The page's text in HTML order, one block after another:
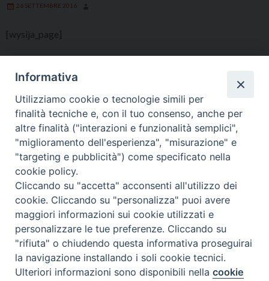
26 SETTEMBRE 2016
[wysija_page]
Copyright ©Diocesi Padova . All Rights Reserved.
Preferenze Cookie
Informativa
Utilizziamo cookie o tecnologie simili per
finalità tecniche e, con il tuo consenso, anche per
altre finalità ("interazioni e funzionalità semplici",
"miglioramento dell'esperienza", "misurazione" e
"targeting e pubblicità") come specificato nella
cookie policy.
Cliccando su "accetta" acconsenti all'utilizzo dei
cookie. Cliccando su "personalizza" puoi avere
maggiori informazioni sui cookie utilizzati e
personalizzare le tue preferenze. Cliccando su
"rifiuta" o chiudendo questa informativa proseguirai
la navigazione installando i soli cookie tecnici.
Ulteriori informazioni sono disponibili nellacookie